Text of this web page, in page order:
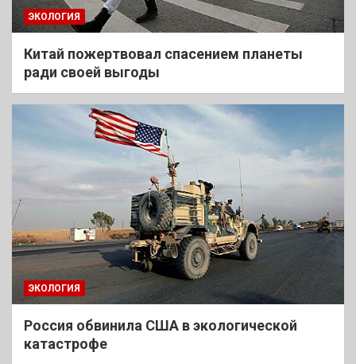
ЭКОЛОГИЯ
Китай пожертвовал спасением планеты
ради своей выгоды
ЭКОЛОГИЯ
Россия обвинила США в экологической
катастрофе